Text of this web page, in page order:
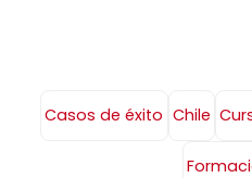
Casos de éxito Chile